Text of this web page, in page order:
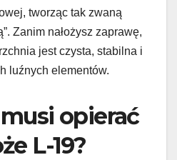
tworząc tak zwaną
Zanim nałożysz zaprawę,
jest czysta, stabilna i
luźnych elementów.
opierać
L-19?